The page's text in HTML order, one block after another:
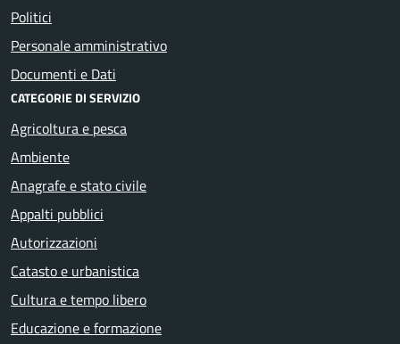
Politici
Personale amministrativo
Documenti e Dati
CATEGORIE DI SERVIZIO
Agricoltura e pesca
Ambiente
Anagrafe e stato civile
Appalti pubblici
Autorizzazioni
Catasto e urbanistica
Cultura e tempo libero
Educazione e formazione